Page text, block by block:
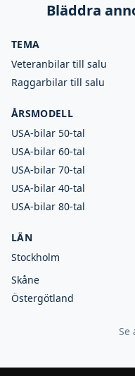
Bläddra
TEMA
Veteranbilar till salu
Raggarbilar till salu
ÅRSMODELL
USA-bilar 50-tal
USA-bilar 60-tal
USA-bilar 70-tal
USA-bilar 40-tal
USA-bilar 80-tal
LÄN
Stockholm
Skåne
Östergötland
Se